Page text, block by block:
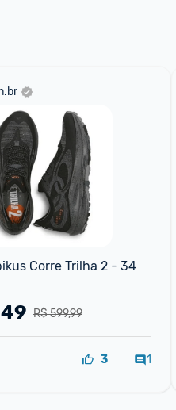
Corre Trilha 2 - 34
R$ 599,99
3 1